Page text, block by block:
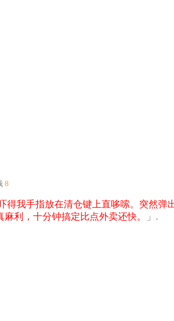
8
得我手指放在清仓键上直哆嗦。突然
利，十分钟搞定比点外卖还快。
」.